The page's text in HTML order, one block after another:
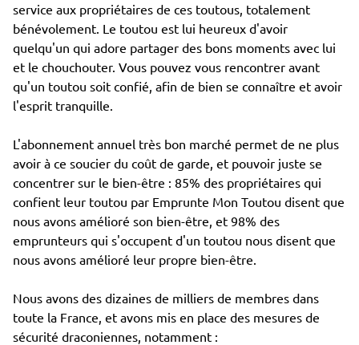
service aux propriétaires de ces toutous, totalement
bénévolement. Le toutou est lui heureux d'avoir
quelqu'un qui adore partager des bons moments avec lui
et le chouchouter. Vous pouvez vous rencontrer avant
qu'un toutou soit confié, afin de bien se connaître et avoir
l'esprit tranquille.
L'abonnement annuel très bon marché permet de ne plus
avoir à ce soucier du coût de garde, et pouvoir juste se
concentrer sur le bien-être : 85% des propriétaires qui
confient leur toutou par Emprunte Mon Toutou disent que
nous avons amélioré son bien-être, et 98% des
emprunteurs qui s'occupent d'un toutou nous disent que
nous avons amélioré leur propre bien-être.
Nous avons des dizaines de milliers de membres dans
toute la France, et avons mis en place des mesures de
sécurité draconiennes, notamment :